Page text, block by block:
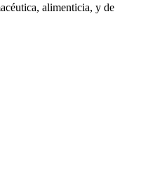
alimenticia, y de